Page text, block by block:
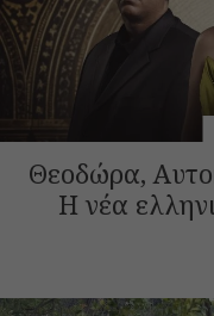
Θεοδώρα,
Η νέα